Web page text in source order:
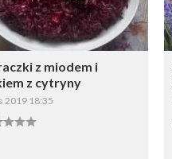
z miodem i
z cytryny
2019 18:35